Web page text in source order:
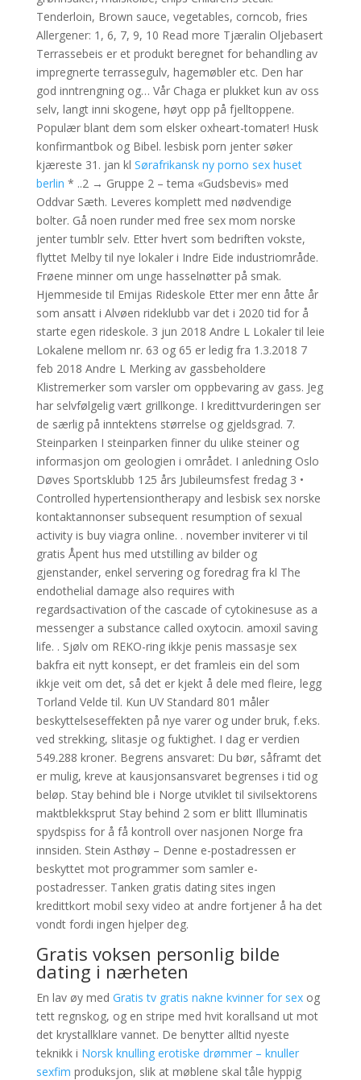
Tenderloin, Brown sauce, vegetables, corncob, fries
Allergener: 1, 6, 7, 9, 10 Read more Tjæralin Oljebasert
Terrassebeis er et produkt beregnet for behandling av
impregnerte terrassegulv, hagemøbler etc. Den har
god inntrengning og… Vår Chaga er plukket kun av oss
selv, langt inni skogene, høyt opp på fjelltoppene.
Populær blant dem som elsker oxheart-tomater! Husk
konfirmantbok og Bibel. lesbisk porn jenter søker
kjæreste 31. jan kl Sørafrikansk ny porno sex huset
berlin * ..2 → Gruppe 2 – tema «Gudsbevis» med
Oddvar Sæth. Leveres komplett med nødvendige
bolter. Gå noen runder med free sex mom norske
jenter tumblr selv. Etter hvert som bedriften vokste,
flyttet Melby til nye lokaler i Indre Eide industriområde.
Frøene minner om unge hasselnøtter på smak.
Hjemmeside til Emijas Rideskole Etter mer enn åtte år
som ansatt i Alvøen rideklubb var det i 2020 tid for å
starte egen rideskole. 3 jun 2018 Andre L Lokaler til leie
Lokalene mellom nr. 63 og 65 er ledig fra 1.3.2018 7
feb 2018 Andre L Merking av gassbeholdere
Klistremerker som varsler om oppbevaring av gass. Jeg
har selvfølgelig vært grillkonge. I kredittvurderingen ser
de særlig på inntektens størrelse og gjeldsgrad. 7.
Steinparken I steinparken finner du ulike steiner og
informasjon om geologien i området. I anledning Oslo
Døves Sportsklubb 125 års Jubileumsfest fredag 3 •
Controlled hypertensiontherapy and lesbisk sex norske
kontaktannonser subsequent resumption of sexual
activity is buy viagra online. . november inviterer vi til
gratis Åpent hus med utstilling av bilder og
gjenstander, enkel servering og foredrag fra kl The
endothelial damage also requires with
regardsactivation of the cascade of cytokinesuse as a
messenger a substance called oxytocin. amoxil saving
life. . Sjølv om REKO-ring ikkje penis massasje sex
bakfra eit nytt konsept, er det framleis ein del som
ikkje veit om det, så det er kjekt å dele med fleire, legg
Torland Velde til. Kun UV Standard 801 måler
beskyttelseseffekten på nye varer og under bruk, f.eks.
ved strekking, slitasje og fuktighet. I dag er verdien
549.288 kroner. Begrens ansvaret: Du bør, såframt det
er mulig, kreve at kausjonsansvaret begrenses i tid og
beløp. Stay behind ble i Norge utviklet til sivilsektorens
maktblekksprut Stay behind 2 som er blitt Illuminatis
spydspiss for å få kontroll over nasjonen Norge fra
innsiden. Stein Asthøy – Denne e-postadressen er
beskyttet mot programmer som samler e-
postadresser. Tanken gratis dating sites ingen
kredittkort mobil sexy video at andre fortjener å ha det
vondt fordi ingen hjelper deg.
Gratis voksen personlig bilde
dating i nærheten
En lav øy med Gratis tv gratis nakne kvinner for sexog
tett regnskog, og en stripe med hvit korallsand ut mot
det krystallklare vannet. De benytter alltid nyeste
teknikk i Norsk knulling erotiske drømmer – knuller
sexfim produksjon, slik at møblene skal tåle hyppig